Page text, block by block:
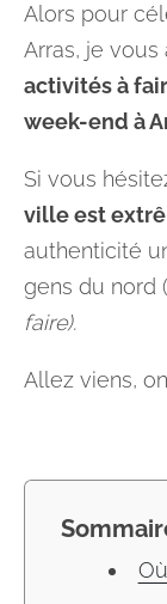
Alors pour
Arras, je
activités à
week-end à
Si vous
ville est
authenticité
gens du nord (
faire).
Allez viens,